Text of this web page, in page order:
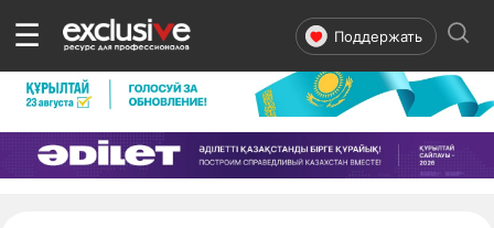
☰ Поддержать